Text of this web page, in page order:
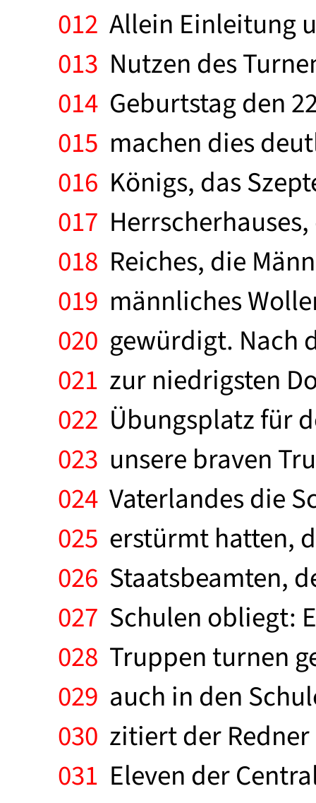
012 Allein Einleitung
013 Nutzen des
014 Geburtstag den
015 machen dies
016 Königs, das
017
018 Reiches, die
019 männliches
020 gewürdigt. Nach
021 zur niedrigsten
022 Übungsplatz für
023 unsere braven
024 Vaterlandes die
025 erstürmt hatten,
026 Staatsbeamten,
027 Schulen obliegt:
028 Truppen turnen
029 auch in den
030 zitiert der
031 Eleven der